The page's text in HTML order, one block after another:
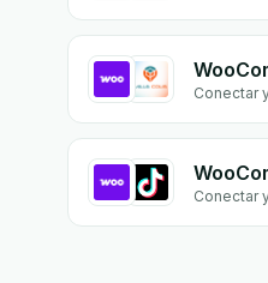
Conectar
Conectar